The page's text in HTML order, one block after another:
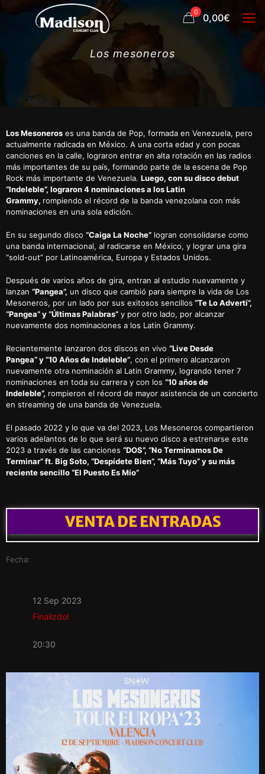
0 0,00€
Los mesoneros
Los Mesoneros es una banda de Pop, formada en Venezuela, pero
actualmente radicada en México. A una corta edad y con pocas
canciones en la calle, lograron entrar en alta rotación en las radios
más importantes de su país, formando parte de la escena de Pop
Rock más importante de Venezuela. Luego, con su disco debut
“Indeleble”, lograron 4 nominaciones a los Latin
Grammy, rompiendo el récord de la banda venezolana con más
nominaciones en una sola edición.
En su segundo disco “Caiga La Noche” logran consolidarse como
una banda internacional, al radicarse en México, y lograr una gira
“sold-out” por Latinoamérica, Europa y Estados Unidos.
Después de varios años de gira, entran al estudio nuevamente y
lanzan “Pangea”, un disco que cambió para siempre la vida de Los
Mesoneros, por un lado por sus exitosos sencillos “Te Lo Advertí”,
“Pangea” y “Últimas Palabras” y por otro lado, por alcanzar
nuevamente dos nominaciones a los Latin Grammy.
Recientemente lanzaron dos discos en vivo “Live Desde
Pangea” y “10 Años de Indeleble”, con el primero alcanzaron
nuevamente otra nominación al Latin Grammy, logrando tener 7
nominaciones en toda su carrera y con los “10 años de
Indeleble”, rompieron el récord de mayor asistencia de un concierto
en streaming de una banda de Venezuela.
El pasado 2022 y lo que va del 2023, Los Mesoneros compartieron
varios adelantos de lo que será su nuevo disco a estrenarse este
2023 a través de las canciones “DOS”, “No Terminamos De
Terminar” ft. Big Soto, “Despídete Bien”, “Más Tuyo” y su más
reciente sencillo “El Puesto Es Mío”
VENTA DE ENTRADAS
Fecha:
12 Sep 2023
Finalizdo!
20:30